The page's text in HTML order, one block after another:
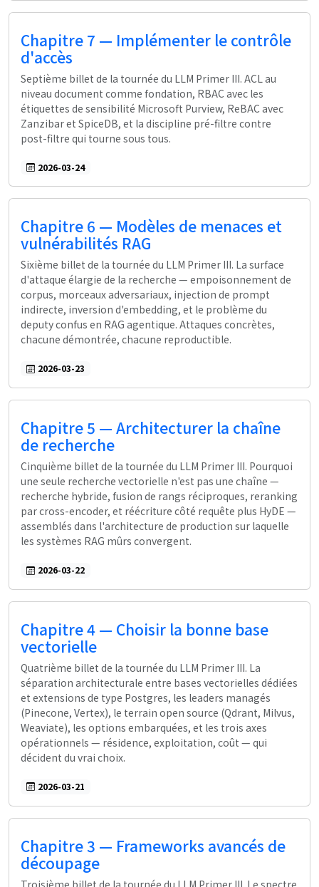
Chapitre 7 — Implémenter le contrôle
d'accès
Septième billet de la tournée du LLM Primer III. ACL au
niveau document comme fondation, RBAC avec les
étiquettes de sensibilité Microsoft Purview, ReBAC avec
Zanzibar et SpiceDB, et la discipline pré-filtre contre
post-filtre qui tourne sous tous.
2026-03-24
Chapitre 6 — Modèles de menaces et
vulnérabilités RAG
Sixième billet de la tournée du LLM Primer III. La surface
d'attaque élargie de la recherche — empoisonnement de
corpus, morceaux adversariaux, injection de prompt
indirecte, inversion d'embedding, et le problème du
deputy confus en RAG agentique. Attaques concrètes,
chacune démontrée, chacune reproductible.
2026-03-23
Chapitre 5 — Architecturer la chaîne
de recherche
Cinquième billet de la tournée du LLM Primer III. Pourquoi
une seule recherche vectorielle n'est pas une chaîne —
recherche hybride, fusion de rangs réciproques, reranking
par cross-encoder, et réécriture côté requête plus HyDE —
assemblés dans l'architecture de production sur laquelle
les systèmes RAG mûrs convergent.
2026-03-22
Chapitre 4 — Choisir la bonne base
vectorielle
Quatrième billet de la tournée du LLM Primer III. La
séparation architecturale entre bases vectorielles dédiées
et extensions de type Postgres, les leaders managés
(Pinecone, Vertex), le terrain open source (Qdrant, Milvus,
Weaviate), les options embarquées, et les trois axes
opérationnels — résidence, exploitation, coût — qui
décident du vrai choix.
2026-03-21
Chapitre 3 — Frameworks avancés de
découpage
Troisième billet de la tournée du LLM Primer III. Le spectre